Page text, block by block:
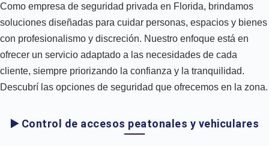
Como empresa de seguridad privada en Florida, brindamos
soluciones diseñadas para cuidar personas, espacios y bienes
con profesionalismo y discreción. Nuestro enfoque está en
ofrecer un servicio adaptado a las necesidades de cada
cliente, siempre priorizando la confianza y la tranquilidad.
Descubrí las opciones de seguridad que ofrecemos en la zona.
▶️ Control de accesos peatonales y vehiculares